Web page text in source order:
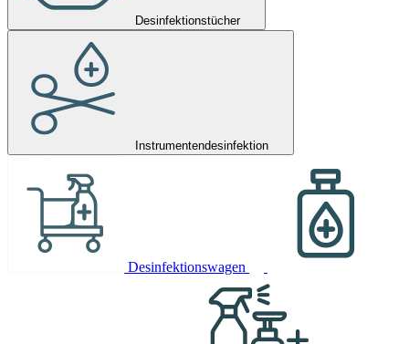
Desinfektionstücher
Instrumentendesinfektion
Desinfektionswagen